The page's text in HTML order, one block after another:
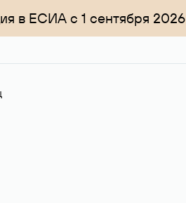
в ЕСИА с 1 сентября 2026